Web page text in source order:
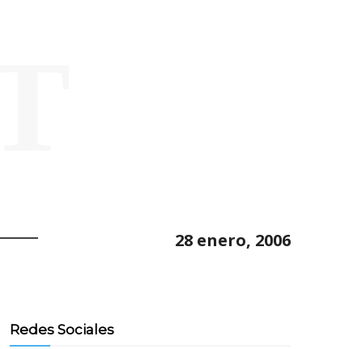
28 enero, 2006
Redes Sociales